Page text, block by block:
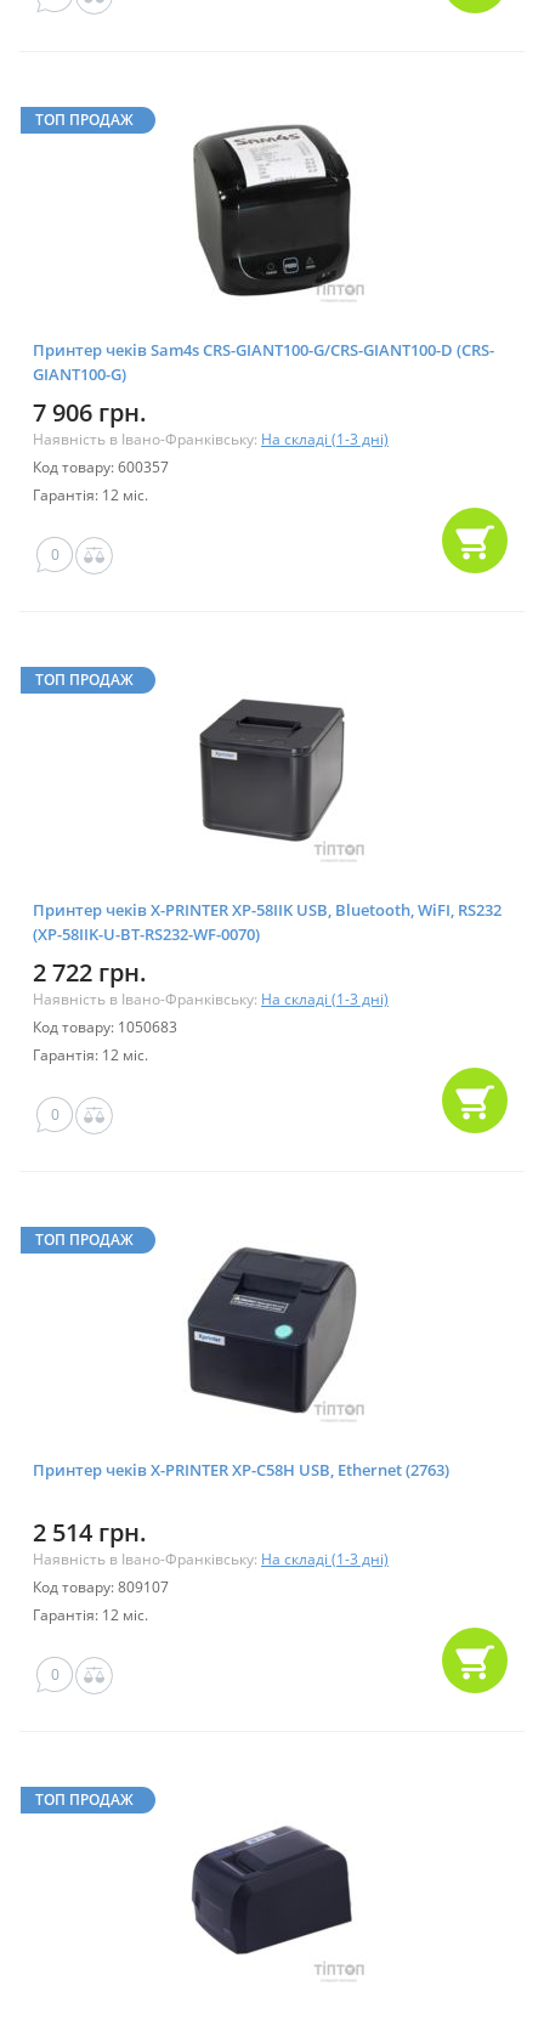
ТОП ПРОДАЖ
Принтер чеків Sam4s CRS-GIANT100-G/CRS-GIANT100-D (CRS-
GIANT100-G)
7 906 грн.
Наявність в Івано-Франківську: На складі (1-3 дні)
Код товару: 600357
Гарантія: 12 міс.
0
ТОП ПРОДАЖ
Принтер чеків X-PRINTER XP-58IIK USB, Bluetooth, WiFI, RS232
(XP-58IIK-U-BT-RS232-WF-0070)
2 722 грн.
Наявність в Івано-Франківську: На складі (1-3 дні)
Код товару: 1050683
Гарантія: 12 міс.
0
ТОП ПРОДАЖ
Принтер чеків X-PRINTER XP-C58H USB, Ethernet (2763)
2 514 грн.
Наявність в Івано-Франківську: На складі (1-3 дні)
Код товару: 809107
Гарантія: 12 міс.
0
ТОП ПРОДАЖ